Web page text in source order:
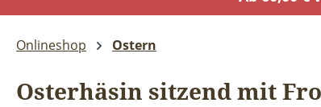
Onlineshop Ostern
Osterhäsin sitzend mit